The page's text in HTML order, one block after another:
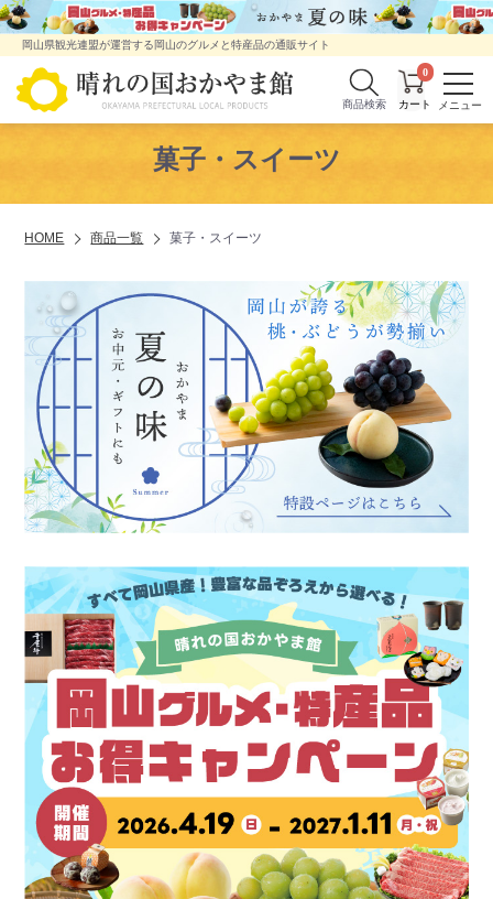
岡山県観光連盟が運営する岡山のグルメと特産品の通販サイト
商品検索
0
菓子・スイーツ
HOME 商品一覧 菓子・スイーツ